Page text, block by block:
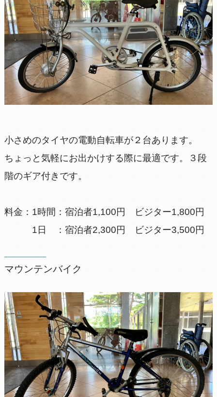
小さめのタイヤの電動自転車が２台あります。
ちょっと気軽にお出かけする際に最適です。３段
階のギア付きです。
料金：1時間：宿泊者1,100円 ビジター1,800円
1日 ：宿泊者2,300円 ビジター3,500円
マウンテンバイク